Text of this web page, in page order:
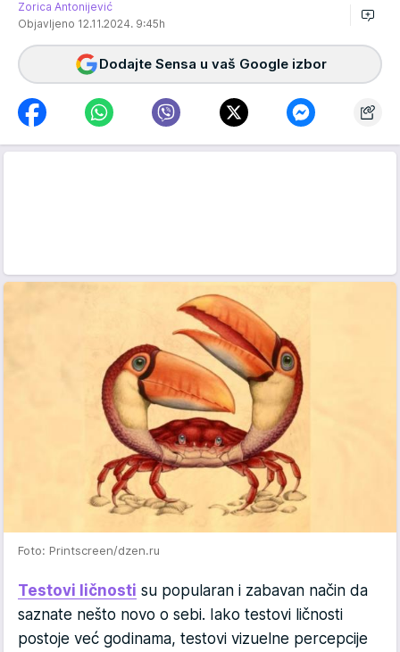
Zorica Antonijević
Objavljeno 12.11.2024. 9:45h
Dodajte Sensa u vaš Google izbor
Foto: Printscreen/dzen.ru
Testovi ličnosti su popularan i zabavan način da
saznate nešto novo o sebi. Iako testovi ličnosti
postoje već godinama, testovi vizuelne percepcije